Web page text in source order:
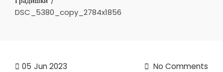
DSC_5380_copy_2784x1856
05 Jun 2023 No Comments